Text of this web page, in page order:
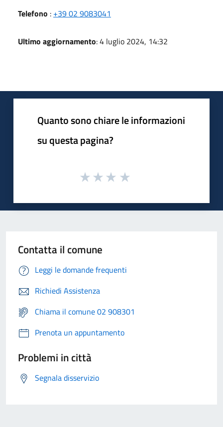
Telefono : +39 02 9083041
Ultimo aggiornamento: 4 luglio 2024, 14:32
Quanto sono chiare le informazioni
su questa pagina?
Contatta il comune
Leggi le domande frequenti
Richiedi Assistenza
Chiama il comune 02 908301
Prenota un appuntamento
Problemi in città
Segnala disservizio